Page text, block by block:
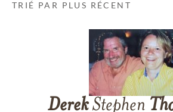
TRIÉ PAR PLUS RÉCENT
DerekStephen